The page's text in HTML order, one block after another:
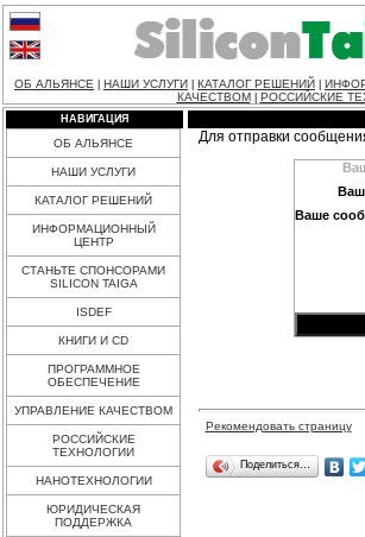
ОБ АЛЬЯНСЕ НАШИ УСЛУГИ КАТАЛОГ РЕШЕНИЙ
КАЧЕСТВОМ
РОССИЙСКИЕ
НАВИГАЦИЯ
ОБ АЛЬЯНСЕ
НАШИ УСЛУГИ
КАТАЛОГ РЕШЕНИЙ
ИНФОРМАЦИОННЫЙ
ЦЕНТР
СТАНЬТЕ СПОНСОРАМИ
SILICON TAIGA
ISDEF
КНИГИ И CD
ПРОГРАММНОЕ
ОБЕСПЕЧЕНИЕ
УПРАВЛЕНИЕ КАЧЕСТВОМ
РОССИЙСКИЕ
ТЕХНОЛОГИИ
НАНОТЕХНОЛОГИИ
ЮРИДИЧЕСКАЯ
ПОДДЕРЖКА
Для отправки
Ваш
Ваше
Рекомендовать страницу
Поделиться…